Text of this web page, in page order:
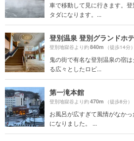
車で移動して見に行きます。
タダになります。...
登別温泉 登別グランドホ
登別地獄谷より約840m （徒歩14分）
鬼の街で有名な登別温泉の宿
る広々としたロビ...
第一滝本館
登別地獄谷より約470m （徒歩8分）
お風呂が広すぎて風情がなか
になりました。 ...